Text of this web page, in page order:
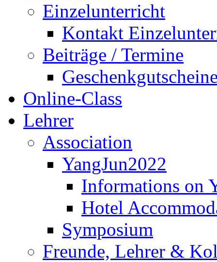
Einzelunterricht
Kontakt
Beiträge / Termine
Online-Class
Lehrer
Association
YangJun2022
Informations on
Hotel
Symposium
Freunde, Lehrer &